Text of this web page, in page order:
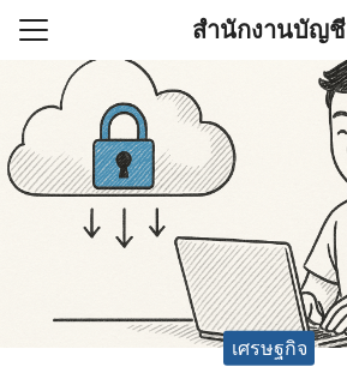
Skip
content
สำนักงานบัญชี
(ไม่มีชื่อ)
านบัญชี (Accounting
ช่วยสำคัญในการบริหาร
Search
เศรษฐกิจ